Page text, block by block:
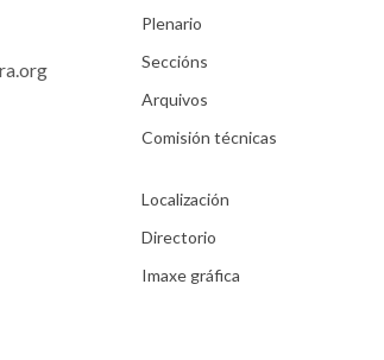
Plenario
Seccións
Arquivos
Comisión técnicas
Localización
Directorio
Imaxe gráfica